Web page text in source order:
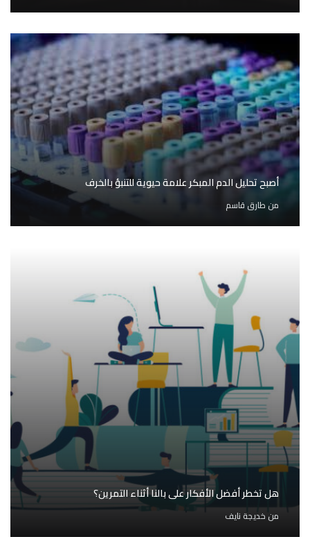
أصبح تحليل الدم المبكر علامة حيوية للتنبؤ بالخرف
من طارق قاسم
هل تخطر أفضل الأفكار على بالنا أثناء التمرين؟
منخديجة نايف